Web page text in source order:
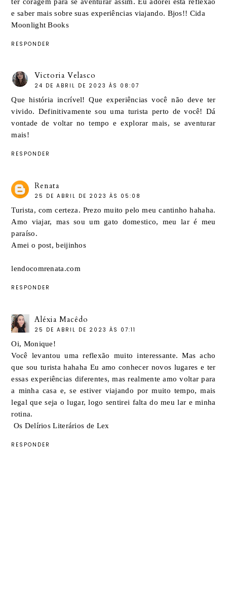
e saber mais sobre suas experiências viajando. Bjos!! Cida
Moonlight Books
RESPONDER
Victoria Velasco
24 DE ABRIL DE 2023 ÀS 08:07
Que história incrível! Que experiências você não deve ter
vivido. Definitivamente sou uma turista perto de você! Dá
vontade de voltar no tempo e explorar mais, se aventurar
mais!
RESPONDER
Renata
25 DE ABRIL DE 2023 ÀS 05:08
Turista, com certeza. Prezo muito pelo meu cantinho hahaha.
Amo viajar, mas sou um gato domestico, meu lar é meu
paraíso.
Amei o post, beijinhos
lendocomrenata.com
RESPONDER
Aléxia Macêdo
25 DE ABRIL DE 2023 ÀS 07:11
Oi, Monique!
Você levantou uma reflexão muito interessante. Mas acho
que sou turista hahaha Eu amo conhecer novos lugares e ter
essas experiências diferentes, mas realmente amo voltar para
a minha casa e, se estiver viajando por muito tempo, mais
legal que seja o lugar, logo sentirei falta do meu lar e minha
rotina.
Os Delírios Literários de Lex
RESPONDER